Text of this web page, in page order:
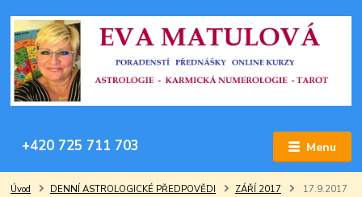
Menu
+420 725 711 703
Úvod DENNÍ ASTROLOGICKÉ PŘEDPOVĚDI ZÁŘÍ 2017 17.9.2017